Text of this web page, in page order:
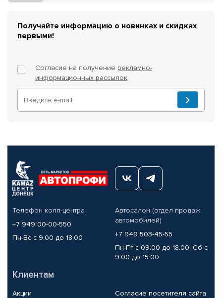
Получайте информацию о новинках и скидках
первыми!
Согласие на получение рекламно-
информационных рассылок
Телефон колл-центра
+7 949 00-00-550
Пн-Вс с 9.00 до 18.00
Автосалон (отдел продаж
автомобилей)
+7 949 503-45-55
Пн-Пт с 09.00 до 18.00, Сб с
9.00 до 15.00
Клиентам
Акции
Согласие посетителя сайта